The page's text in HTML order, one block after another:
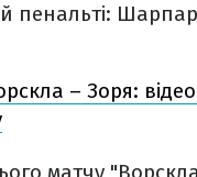
пенальті:
– Зоря: відео